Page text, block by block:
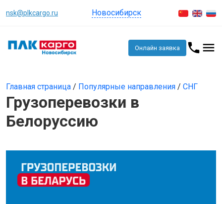
nsk@plkcargo.ru Новосибирск
Онлайн заявка
Главная страница / Популярные направления / СНГ
Грузоперевозки в
Белоруссию